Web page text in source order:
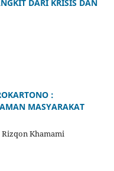
DARI KRISIS DAN
:
MASYARAKAT
Khamami